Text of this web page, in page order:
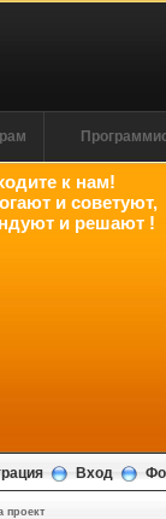
к нам!
и советуют,
и решают !
Вход
проект